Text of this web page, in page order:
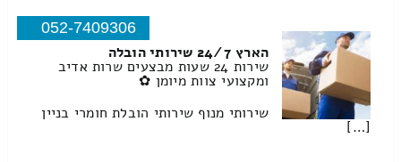
052-7409306
הארץ 24/7 שירותי הובלה
שירות 24 שעות מבצעים שרות אדיב
ומקצועי צוות מיומן ✿
שירותי מנוף שירותי הובלת חומרי בניין
[…]